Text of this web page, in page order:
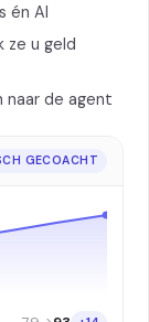
én AI
ze u geld
naar de agent
GECOACHT